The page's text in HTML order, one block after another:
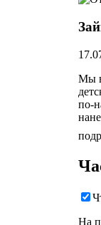
Мы
по-
На